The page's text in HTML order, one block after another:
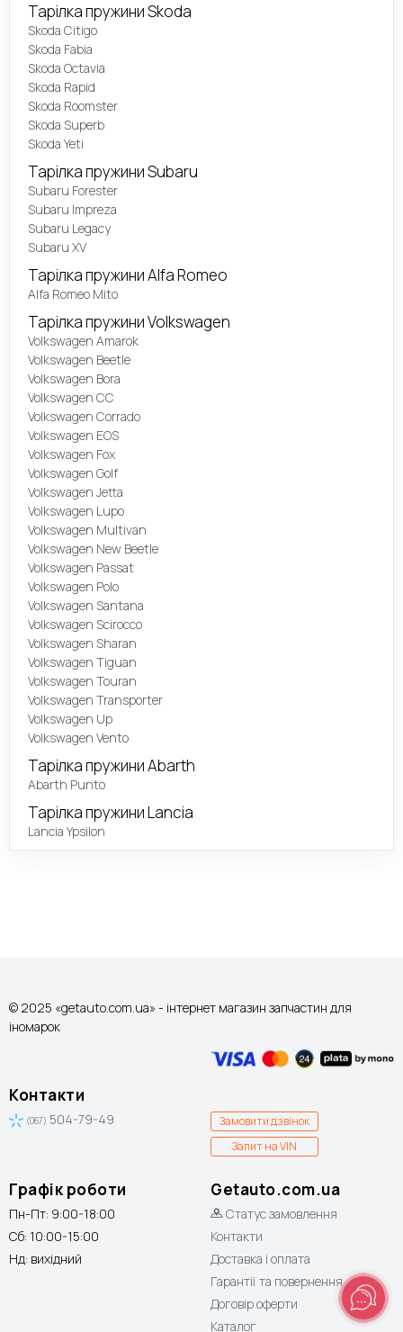
Тарілка пружини Skoda
Skoda Citigo
Skoda Fabia
Skoda Octavia
Skoda Rapid
Skoda Roomster
Skoda Superb
Skoda Yeti
Тарілка пружини Subaru
Subaru Forester
Subaru Impreza
Subaru Legacy
Subaru XV
Тарілка пружини Alfa Romeo
Alfa Romeo Mito
Тарілка пружини Volkswagen
Volkswagen Amarok
Volkswagen Beetle
Volkswagen Bora
Volkswagen CC
Volkswagen Corrado
Volkswagen EOS
Volkswagen Fox
Volkswagen Golf
Volkswagen Jetta
Volkswagen Lupo
Volkswagen Multivan
Volkswagen New Beetle
Volkswagen Passat
Volkswagen Polo
Volkswagen Santana
Volkswagen Scirocco
Volkswagen Sharan
Volkswagen Tiguan
Volkswagen Touran
Volkswagen Transporter
Volkswagen Up
Volkswagen Vento
Тарілка пружини Abarth
Abarth Punto
Тарілка пружини Lancia
Lancia Ypsilon
© 2025 «getauto.com.ua» - інтернет магазин запчастин для
іномарок
Контакти
(067) 504-79-49
Замовити дзвінок
Запит на VIN
Графік роботи
Пн-Пт: 9:00-18:00
Сб: 10:00-15:00
Нд: вихідний
Getauto.com.ua
Статус замовлення
Контакти
Доставка і оплата
Гарантії та повернення
Договір оферти
Каталог